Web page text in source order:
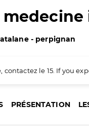
- perpignan
contactez le 15. If you
PRÉSENTATION